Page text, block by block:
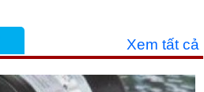
Xem tất cả